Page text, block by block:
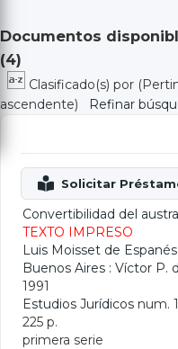
Documentos
(4)
Clasificado(s) por
ascendente)
Refinar
Convertibilidad del
TEXTO IMPRESO
Luis Moisset de Espanés
Buenos Aires : Víctor P.
1991
Estudios Jurídicos num. 1
225 p.
primera serie